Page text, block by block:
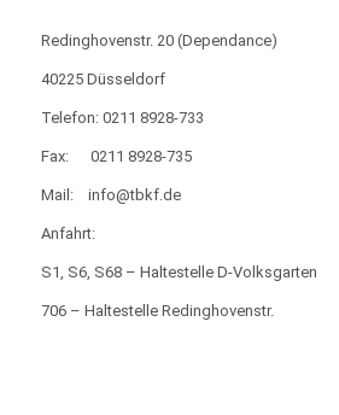
Redinghovenstr. 20 (Dependance)
40225 Düsseldorf
Telefon: 0211 8928-733
Fax: 0211 8928-735
Mail: info@tbkf.de
Anfahrt:
S1, S6, S68 – Haltestelle D-Volksgarten
706 – Haltestelle Redinghovenstr.